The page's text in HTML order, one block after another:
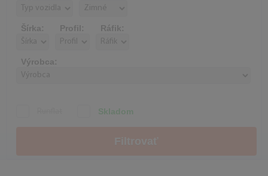
Šírka: Profil: Ráfik:
Výrobca:
Skladom